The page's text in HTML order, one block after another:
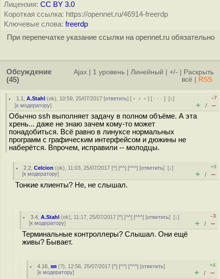
Лицензия: CC BY 3.0
Короткая ссылка: https://opennet.ru/46914-freerdp
Ключевые слова: freerdp
При перепечатке указание ссылки на opennet.ru обязательно
Обсуждение
(45)
Ajax 1 уровень Линейный +/-
Раскрыть
всё
RSS
1.1 ,A.Stahl (ok), 10:59, 25/07/2017 [ответить] [ ﹢﹢﹢] [ · · ·][↓]
[к модератору]
–7
+ / –
Обычно ssh выполняет задачу в полном объёме. А эта
хрень... даже не знаю зачем кому-то может
понадобиться. Всё равно в линуксе нормальных
программ с графическим интерфейсом и дюжины не
наберётся. Впрочем, исправили -- молодцы.
2.2 ,Celcion (ok), 11:03, 25/07/2017 [^] [^^] [^^^] [ответить][↓]
[к модератору]
+3
+ / –
Тонкие клиенты? Не, не слышал.
3.4 ,A.Stahl (ok), 11:17, 25/07/2017 [^] [^^] [^^^] [ответить][↓]
[к модератору]
–3
+ / –
Терминальные контроллеры? Слышал. Они ещё
живы? Бывает.
4.16 ,яя (?), 12:56, 25/07/2017 [^] [^^] [^^^] [ответить]
[к модератору]
+4
+ / –